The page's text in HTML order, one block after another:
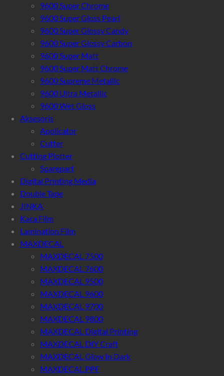
9600 Super Chrome
9600 Super Gloss Pearl
9600 Super Glossy Candy
9600 Super Glossy Carbon
9600 Super Matt
9600 Super Matt Chrome
9600 Supreme Metallic
9600 Ultra Metallic
9600 Wet Gloss
Aksesoris
Applicator
Cutter
Cutting Plotter
Sparepart
Digital Printing Media
Double Tape
JINKA
Kaca Film
Lamination Film
MAXDECAL
MAXDECAL 7500
MAXDECAL 7600
MAXDECAL 9500
MAXDECAL 9600
MAXDECAL 9700
MAXDECAL 9800
MAXDECAL Digital Printing
MAXDECAL DIY Craft
MAXDECAL Glow In Dark
MAXDECAL PPF